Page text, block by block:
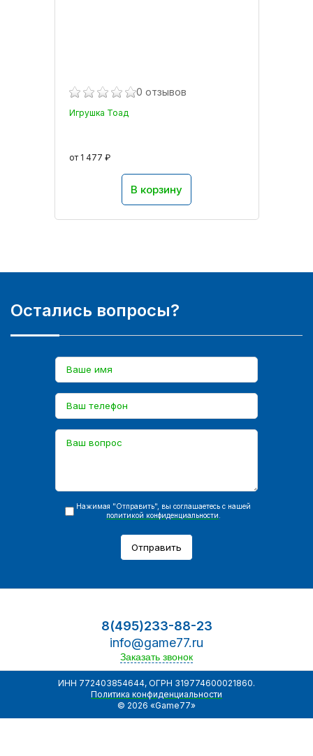
0 отзывов
Игрушка Тоад
от 1 477 ₽
В корзину
Остались вопросы?
Нажимая "Отправить", вы соглашаетесь с нашей
политикой конфиденциальности
Отправить
8(495)233-88-23
info@game77.ru
Заказать звонок
ИНН 772403854644, ОГРН 319774600021860.
Политика конфиденциальности
© 2026 «Game77»